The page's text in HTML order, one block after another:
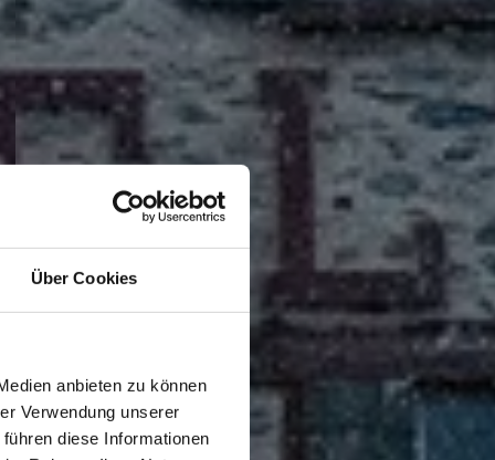
Über Cookies
anbieten zu können
Verwendung unserer
diese Informationen